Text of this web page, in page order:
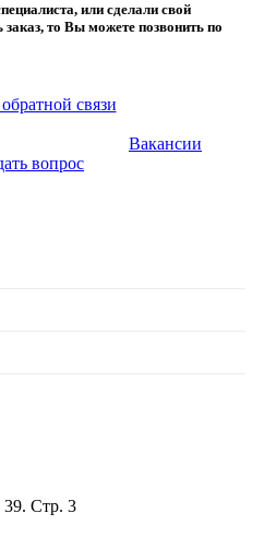
или сделали свой
то Вы можете позвонить по
связи
Вакансии
вопрос
Стр. 3